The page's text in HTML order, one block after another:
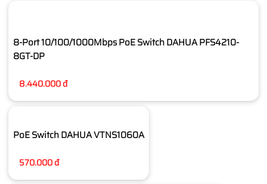
8-Port 10/100/1000Mbps PoE Switch DAHUA PFS4210-
8GT-DP
8.440.000 đ
PoE Switch DAHUA VTNS1060A
570.000 đ